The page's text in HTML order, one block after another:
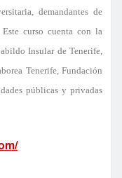
demandantes de
Este curso cuenta con la
Insular de Tenerife,
Tenerife, Fundación
públicas y privadas